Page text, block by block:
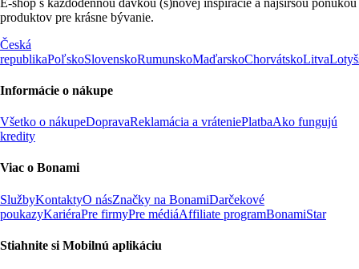
produktov pre krásne bývanie.
Česká
republikaPoľskoSlovenskoRumunskoMaďarskoChorvátskoLitva
Informácie o nákupe
Všetko o nákupeDopravaReklamácia a vráteniePlatbaAko fungujú
kredity
Viac o Bonami
SlužbyKontaktyO násZnačky na BonamiDarčekové
poukazyKariéraPre firmyPre médiáAffiliate programBonamiStar
Stiahnite si Mobilnú aplikáciu